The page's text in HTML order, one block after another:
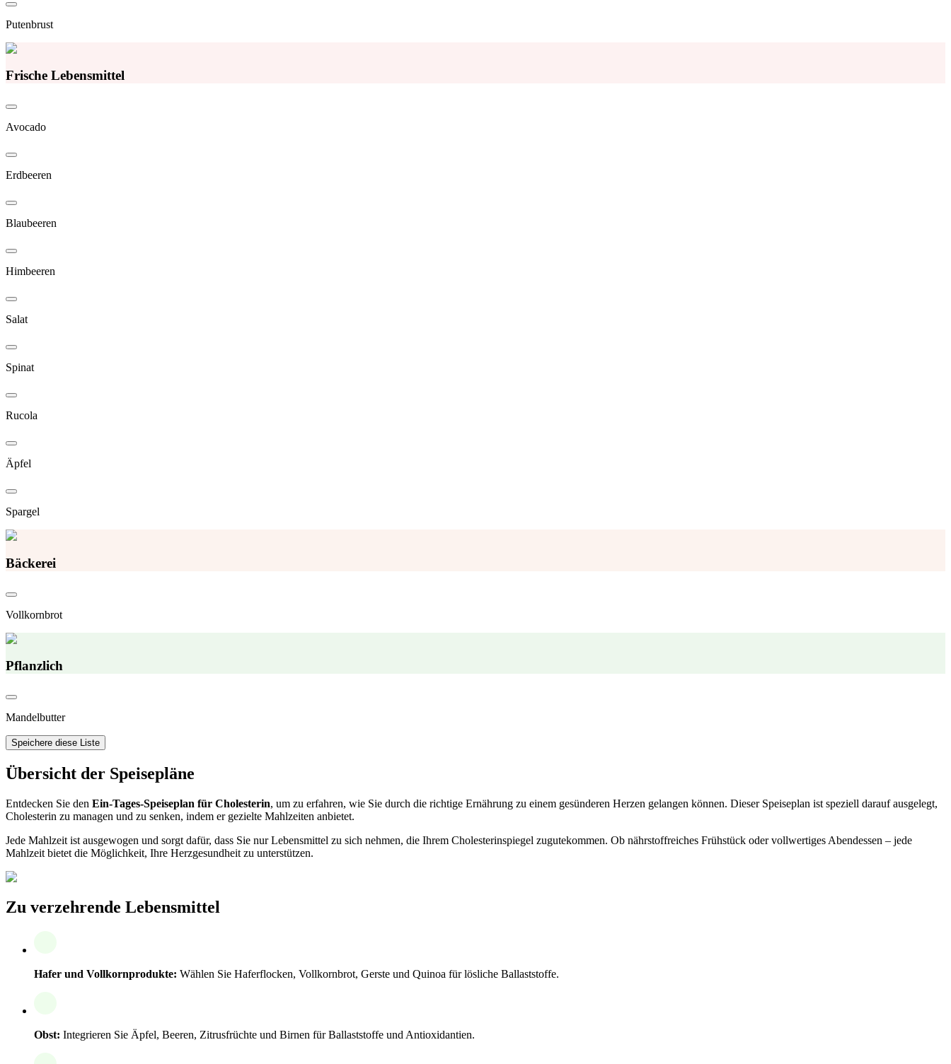
Putenbrust
Frische Lebensmittel
Avocado
Erdbeeren
Blaubeeren
Himbeeren
Salat
Spinat
Rucola
Äpfel
Spargel
Bäckerei
Vollkornbrot
Pflanzlich
Mandelbutter
Speichere diese Liste
Übersicht der Speisepläne
Entdecken Sie den Ein-Tages-Speiseplan für Cholesterin, um zu erfahren, wie Sie durch die richtige Ernährung zu einem gesünderen Herzen gelangen können. Dieser Speiseplan ist speziell darauf ausgelegt,
Cholesterin zu managen und zu senken, indem er gezielte Mahlzeiten anbietet.
Jede Mahlzeit ist ausgewogen und sorgt dafür, dass Sie nur Lebensmittel zu sich nehmen, die Ihrem Cholesterinspiegel zugutekommen. Ob nährstoffreiches Frühstück oder vollwertiges Abendessen – jede
Mahlzeit bietet die Möglichkeit, Ihre Herzgesundheit zu unterstützen.
Zu verzehrende Lebensmittel
Hafer und Vollkornprodukte: Wählen Sie Haferflocken, Vollkornbrot, Gerste und Quinoa für lösliche Ballaststoffe.
Obst: Integrieren Sie Äpfel, Beeren, Zitrusfrüchte und Birnen für Ballaststoffe und Antioxidantien.